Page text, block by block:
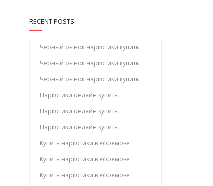
RECENT POSTS
Черный рынок наркотики купить
Черный рынок наркотики купить
Черный рынок наркотики купить
Наркотики онлайн купить
Наркотики онлайн купить
Наркотики онлайн купить
Купить наркотики в ефремове
Купить наркотики в ефремове
Купить наркотики в ефремове